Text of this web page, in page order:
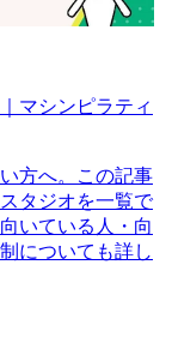
マシンピラティ
方へ。この記事
タジオを一覧で
いている人・向
についても詳し